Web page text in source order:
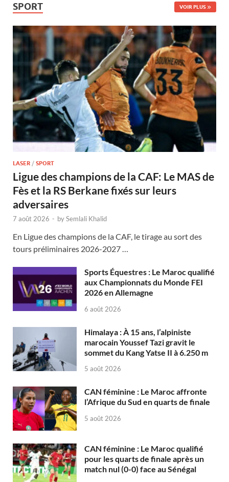
SPORT VOIR PLUS
LASER / SPORT
Ligue des champions de la CAF: Le MAS de
Fès et la RS Berkane fixés sur leurs
adversaires
7 août 2026 - bySemlali Khalid
En Ligue des champions de la CAF, le tirage au sort des
tours préliminaires 2026-2027 …
Sports Équestres : Le Maroc qualifié
aux Championnats du Monde FEI
2026 en Allemagne
6 août 2026
Himalaya : À 15 ans, l’alpiniste
marocain Youssef Tazi gravit le
sommet du Kang Yatse II à 6.250 m
5 août 2026
CAN féminine : Le Maroc affronte
l’Afrique du Sud en quarts de finale
5 août 2026
CAN féminine : Le Maroc qualifié
pour les quarts de finale après un
match nul (0-0) face au Sénégal